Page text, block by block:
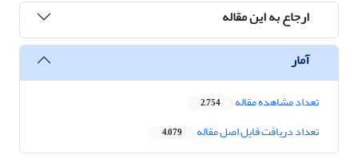
ارجاع به این مقاله
آمار
تعداد مشاهده مقاله 2,754
تعداد دریافت فایل اصل مقاله 4,079